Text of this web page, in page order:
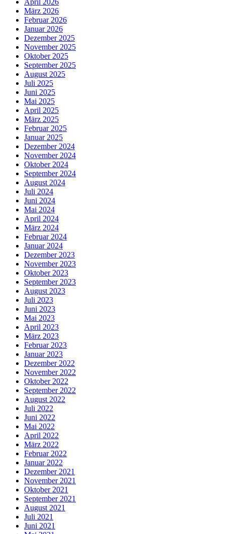
März 2026
Februar 2026
Januar 2026
Dezember 2025
November 2025
Oktober 2025
September 2025
August 2025
Juli 2025
Juni 2025
Mai 2025
April 2025
März 2025
Februar 2025
Januar 2025
Dezember 2024
November 2024
Oktober 2024
September 2024
August 2024
Juli 2024
Juni 2024
Mai 2024
April 2024
März 2024
Februar 2024
Januar 2024
Dezember 2023
November 2023
Oktober 2023
September 2023
August 2023
Juli 2023
Juni 2023
Mai 2023
April 2023
März 2023
Februar 2023
Januar 2023
Dezember 2022
November 2022
Oktober 2022
September 2022
August 2022
Juli 2022
Juni 2022
Mai 2022
April 2022
März 2022
Februar 2022
Januar 2022
Dezember 2021
November 2021
Oktober 2021
September 2021
August 2021
Juli 2021
Juni 2021